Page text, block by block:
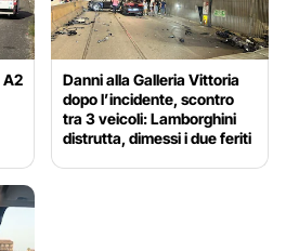
A2
Danni alla Galleria Vittoria
dopo l’incidente, scontro
tra 3 veicoli: Lamborghini
distrutta, dimessi i due feriti